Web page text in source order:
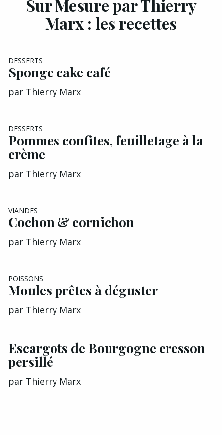
Sur Mesure par Thierry
Marx : les recettes
DESSERTS
Sponge cake café
par Thierry Marx
DESSERTS
Pommes confites, feuilletage à la
crème
par Thierry Marx
VIANDES
Cochon & cornichon
par Thierry Marx
POISSONS
Moules prêtes à déguster
par Thierry Marx
Escargots de Bourgogne cresson
persillé
par Thierry Marx